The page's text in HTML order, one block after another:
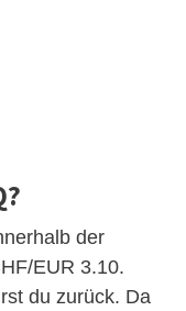
der
EUR 3.10.
du zurück. Da